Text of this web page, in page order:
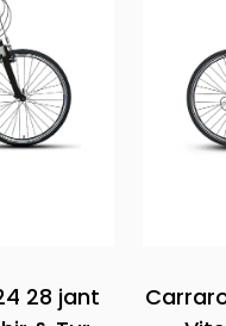
322 28 jant 21